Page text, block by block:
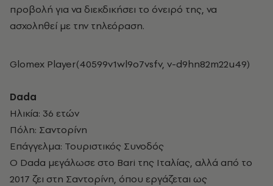
προβολή για να διεκδικήσει το όνειρό της, να
ασχοληθεί με την τηλεόραση.
Glomex Player(40599v1wl9o7vsfv, v-d9hn82m22u49)
Dada
Ηλικία: 36 ετών
Πόλη: Σαντορίνη
Επάγγελμα: Τουριστικός Συνοδός
Ο Dada μεγάλωσε στο Bari της Ιταλίας, αλλά από το
2017 ζει στη Σαντορίνη, όπου εργάζεται ως